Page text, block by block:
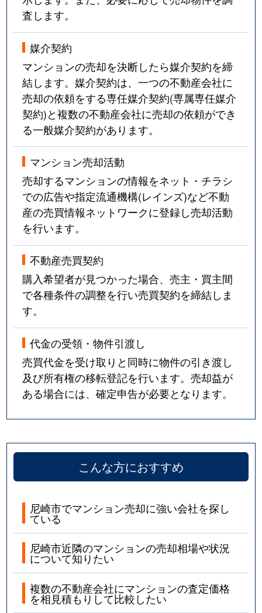
東難波町
東難波町
東難波町
1,200万円
尼崎(阪神)
東難波町
1,700万円
尼崎(阪神)
東難波町
3,600万円
東難波町
2,000万円
東難波町
1,000万円
尼崎(阪神)
東難波町
1,500万円
尼崎(阪神)
東難波町
1,600万円
東難波町
1,700万円
立花
東難波町
1,700万円
立花
東難波町
1,800万円
東難波町
600万円
立花
2,300万円
立花
御園
御園
1,200万円
猪名寺
御園
680万円
塚口(ＪＲ)
御園
1,600万円
塚口(ＪＲ)
査します。
媒介契約
マンションの売却を決断したら媒介契約を締
結します。媒介契約は、一つの不動産会社に
売却の依頼をする専任媒介契約(専属専任媒介
契約)と複数の不動産会社に売却の依頼ができ
る一般媒介契約があります。
マンション売却活動
売却するマンションの情報をネット・チラシ
での広告や指定流通機構(レインズ)など不動
産の売買情報ネットワークに登録し売却活動
を行います。
不動産売買契約
購入希望者が見つかった場合、売主・買主間
で各種条件の調整を行い売買契約を締結しま
す。
代金の受領・物件引渡し
売買代金を受け取りと同時に物件の引き渡し
及び所有権の移転登記を行います。売却益が
ある場合には、確定申告が必要となります。
こんな方におすすめ
尼崎市でマンション売却に強い会社を探し
ている
尼崎市近隣のマンションの売却相場や状況
について知りたい
複数の不動産会社にマンションの査定価格
を相見積もりして比較したい